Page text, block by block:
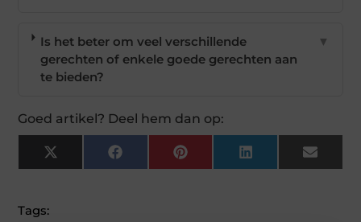
Is het beter om veel verschillende
gerechten of enkele goede gerechten aan
te bieden?
▼
Goed artikel? Deel hem dan op:
X
(Twitter)
FacebookPinterest LinkedIn Email
Tags: